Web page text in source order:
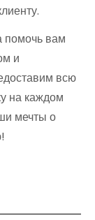
помочь вам
и
всю
на каждом
мечты о